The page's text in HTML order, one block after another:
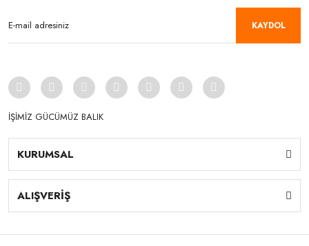
KAYDOL
İŞİMİZ GÜCÜMÜZ BALIK
KURUMSAL
ALIŞVERİŞ